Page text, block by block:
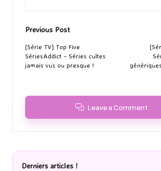
Post
navigation
Previous Post
[Série TV] Top Five
SériesAddict – Séries cultes
jamais vus ou presque !
Leave a Comment
Derniers articles !